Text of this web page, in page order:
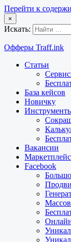
Перейти к
×
Искать:
Офферы Traff.ink
Статьи
База кейсов
Новичку
Вакансии
Маркетплейс
Facebook